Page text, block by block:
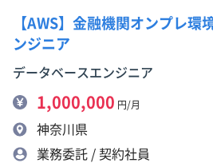
【AWS】金融機関オンプレ環
ンジニア
データベースエンジニア
1,000,000 円/月
神奈川県
業務委託 / 契約社員